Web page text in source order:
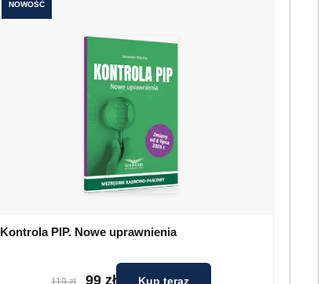
NOWOŚĆ
Kontrola PIP. Nowe uprawnienia
99 zł Kup teraz